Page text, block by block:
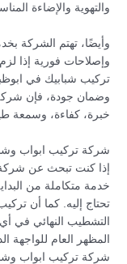
والتهوية والإضاءة
وأيضًا، تهتم الشركة
وإصلاحات فورية إذا
تركيب شبابيك في
وضمان جودة، فإن
خبرة، كفاءة، وسمعة
شركة تركيب ابواب
إذا كنت تبحث عن
خدمة متكاملة من
تحتاج إليه. كما أن
التشطيب النهائي في
المظهر العام للواجهة
شركة تركيب ابواب